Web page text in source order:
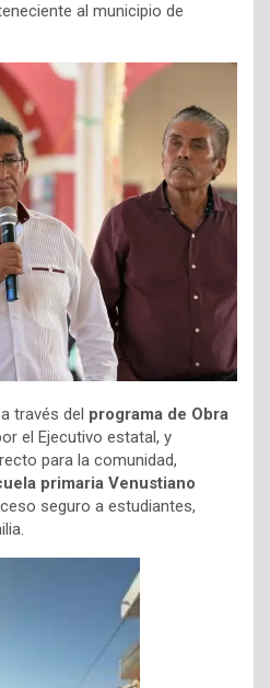
al municipio de
través del programa de Obra
el Ejecutivo estatal, y
para la comunidad,
primaria Venustiano
seguro a estudiantes,